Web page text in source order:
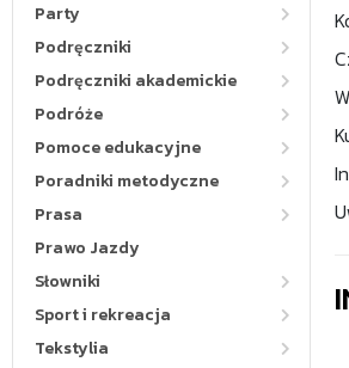
Party
Podręczniki
Podręczniki akademickie
Podróże
Pomoce edukacyjne
Poradniki metodyczne
Prasa
Prawo Jazdy
Słowniki
Sport i rekreacja
Tekstylia